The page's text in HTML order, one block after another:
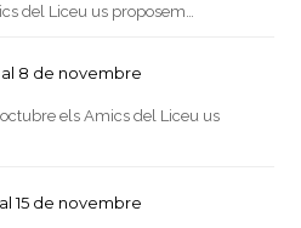
del Liceu us proposem…
al 8 de novembre
els Amics del Liceu us
15 de novembre